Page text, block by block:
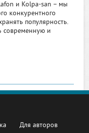
и Kolpa-san – мы
конкурентного
популярность.
современную и
Для авторов